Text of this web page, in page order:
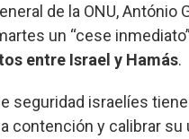
de la ONU, António
un “cese
entre Israel y Hamás.
seguridad israelíes
contención y calibrar su